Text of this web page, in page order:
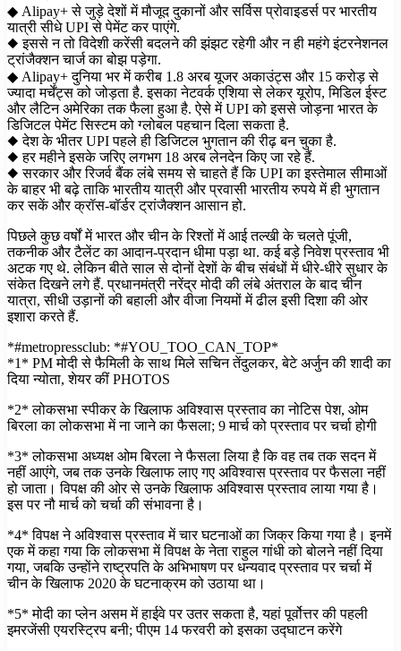
◆ Alipay+ से जुड़े देशों में मौजूद दुकानों और सर्विस प्रोवाइडर्स पर भारतीय
यात्री सीधे UPI से पेमेंट कर पाएंगे.
◆ इससे न तो विदेशी करेंसी बदलने की झंझट रहेगी और न ही महंगे इंटरनेशनल
ट्रांजैक्शन चार्ज का बोझ पड़ेगा.
◆ Alipay+ दुनिया भर में करीब 1.8 अरब यूजर अकाउंट्स और 15 करोड़ से
ज्यादा मर्चेंट्स को जोड़ता है. इसका नेटवर्क एशिया से लेकर यूरोप, मिडिल ईस्ट
और लैटिन अमेरिका तक फैला हुआ है. ऐसे में UPI को इससे जोड़ना भारत के
डिजिटल पेमेंट सिस्टम को ग्लोबल पहचान दिला सकता है.
◆ देश के भीतर UPI पहले ही डिजिटल भुगतान की रीढ़ बन चुका है.
◆ हर महीने इसके जरिए लगभग 18 अरब लेनदेन किए जा रहे हैं.
◆ सरकार और रिजर्व बैंक लंबे समय से चाहते हैं कि UPI का इस्तेमाल सीमाओं
के बाहर भी बढ़े ताकि भारतीय यात्री और प्रवासी भारतीय रुपये में ही भुगतान
कर सकें और क्रॉस-बॉर्डर ट्रांजैक्शन आसान हो.
पिछले कुछ वर्षों में भारत और चीन के रिश्तों में आई तल्खी के चलते पूंजी,
तकनीक और टैलेंट का आदान-प्रदान धीमा पड़ा था. कई बड़े निवेश प्रस्ताव भी
अटक गए थे. लेकिन बीते साल से दोनों देशों के बीच संबंधों में धीरे-धीरे सुधार के
संकेत दिखने लगे हैं. प्रधानमंत्री नरेंद्र मोदी की लंबे अंतराल के बाद चीन
यात्रा, सीधी उड़ानों की बहाली और वीजा नियमों में ढील इसी दिशा की ओर
इशारा करते हैं.
*#metropressclub: *#YOU_TOO_CAN_TOP*
*1* PM मोदी से फैमिली के साथ मिले सचिन तेंदुलकर, बेटे अर्जुन की शादी का
दिया न्योता, शेयर कीं PHOTOS
*2* लोकसभा स्पीकर के खिलाफ अविश्वास प्रस्ताव का नोटिस पेश, ओम
बिरला का लोकसभा में ना जाने का फैसला; 9 मार्च को प्रस्ताव पर चर्चा होगी
*3* लोकसभा अध्यक्ष ओम बिरला ने फैसला लिया है कि वह तब तक सदन में
नहीं आएंगे, जब तक उनके खिलाफ लाए गए अविश्वास प्रस्ताव पर फैसला नहीं
हो जाता। विपक्ष की ओर से उनके खिलाफ अविश्वास प्रस्ताव लाया गया है।
इस पर नौ मार्च को चर्चा की संभावना है।
*4* विपक्ष ने अविश्वास प्रस्ताव में चार घटनाओं का जिक्र किया गया है। इनमें
एक में कहा गया कि लोकसभा में विपक्ष के नेता राहुल गांधी को बोलने नहीं दिया
गया, जबकि उन्होंने राष्ट्रपति के अभिभाषण पर धन्यवाद प्रस्ताव पर चर्चा में
चीन के खिलाफ 2020 के घटनाक्रम को उठाया था।
*5* मोदी का प्लेन असम में हाईवे पर उतर सकता है, यहां पूर्वोत्तर की पहली
इमरजेंसी एयरस्ट्रिप बनी; पीएम 14 फरवरी को इसका उद्घाटन करेंगे